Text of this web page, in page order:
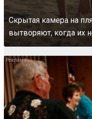
Скрытая камера на
вытворяют, когда их